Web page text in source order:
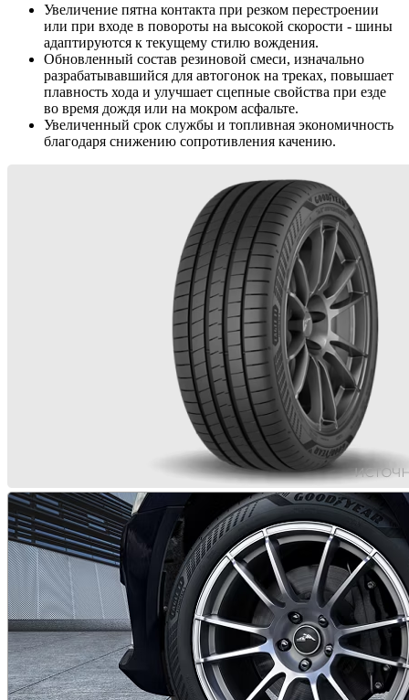
Увеличение пятна контакта при резком перестроении
или при входе в повороты на высокой скорости - шины
адаптируются к текущему стилю вождения.
Обновленный состав резиновой смеси, изначально
разрабатывавшийся для автогонок на треках, повышает
плавность хода и улучшает сцепные свойства при езде
во время дождя или на мокром асфальте.
Увеличенный срок службы и топливная экономичность
благодаря снижению сопротивления качению.